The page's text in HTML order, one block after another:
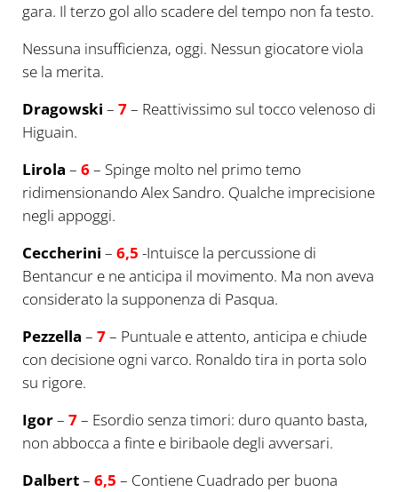
gara. Il terzo gol allo scadere del tempo non fa testo.
Nessuna insufficienza, oggi. Nessun giocatore viola
se la merita.
Dragowski – 7– Reattivissimo sul tocco velenoso di
Higuain.
Lirola – 6– Spinge molto nel primo temo
ridimensionando Alex Sandro. Qualche imprecisione
negli appoggi.
Ceccherini – 6,5 -Intuisce la percussione di
Bentancur e ne anticipa il movimento. Ma non aveva
considerato la supponenza di Pasqua.
Pezzella – 7– Puntuale e attento, anticipa e chiude
con decisione ogni varco. Ronaldo tira in porta solo
su rigore.
Igor– 7– Esordio senza timori: duro quanto basta,
non abbocca a finte e biribaole degli avversari.
Dalbert– 6,5 – Contiene Cuadrado per buona